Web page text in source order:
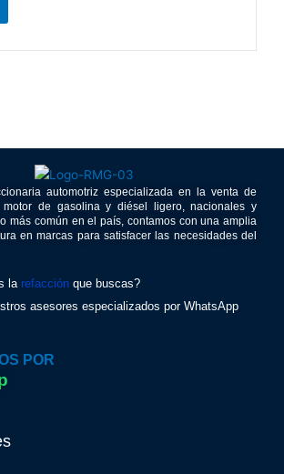
automotriz especializada en la venta de
motor de gasolina y diésel ligero, nacionales y
más común en el país, contamos con una amplia
en marcas para satisfacer las necesidades del
la refacción que buscas?
asesores especializados por WhatsApp
POR